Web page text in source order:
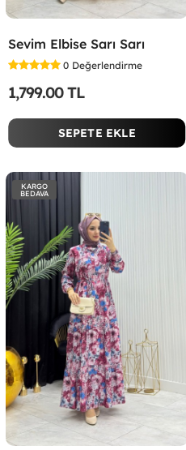
Sevim Elbise Sarı Sarı
0 Değerlendirme
1,799.00 TL
SEPETE EKLE
KARGO
BEDAVA